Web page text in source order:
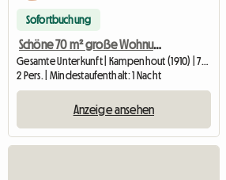
Sofortbuchung
Schöne 70 m² große Wohnung unweit des Flughafens Zaventem
Gesamte Unterkunft | Kampenhout (1910) | 70 M2
2 Pers. | Mindestaufenthalt: 1 Nacht
Anzeige ansehen